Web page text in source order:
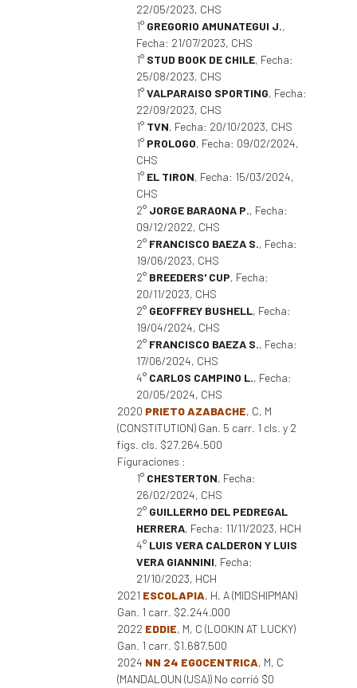
22/05/2023, CHS
1° GREGORIO AMUNATEGUI J.,
Fecha: 21/07/2023, CHS
1° STUD BOOK DE CHILE, Fecha:
25/08/2023, CHS
1°VALPARAISO SPORTING, Fecha:
22/09/2023, CHS
1° TVN, Fecha: 20/10/2023, CHS
1° PROLOGO, Fecha: 09/02/2024,
CHS
1° EL TIRON, Fecha: 15/03/2024,
CHS
2° JORGE BARAONA P., Fecha:
09/12/2022, CHS
2° FRANCISCO BAEZA S., Fecha:
19/06/2023, CHS
2° BREEDERS' CUP, Fecha:
20/11/2023, CHS
2° GEOFFREY BUSHELL, Fecha:
19/04/2024, CHS
2° FRANCISCO BAEZA S., Fecha:
17/06/2024, CHS
4° CARLOS CAMPINO L., Fecha:
20/05/2024, CHS
2020 PRIETO AZABACHE, C, M
(CONSTITUTION) Gan. 5 carr. 1 cls. y 2
figs. cls. $27.264.500
Figuraciones :
1° CHESTERTON, Fecha:
26/02/2024, CHS
2° GUILLERMO DEL PEDREGAL
HERRERA, Fecha: 11/11/2023, HCH
4° LUIS VERA CALDERON Y LUIS
VERA GIANNINI, Fecha:
21/10/2023, HCH
2021 ESCOLAPIA, H, A (MIDSHIPMAN)
Gan. 1 carr. $2.244.000
2022 EDDIE, M, C (LOOKIN AT LUCKY)
Gan. 1 carr. $1.687.500
2024 NN 24 EGOCENTRICA, M, C
(MANDALOUN (USA)) No corrió $0